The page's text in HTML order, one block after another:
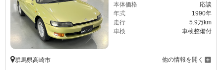
本体価格
応談
年式
1990年
走行
5.9万km
車検
車検整備付
群馬県高崎市 他の情報を開く